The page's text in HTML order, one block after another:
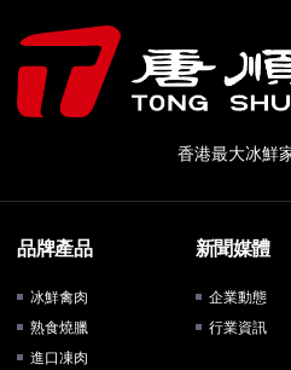
香港最大冰鮮
品牌產品
冰鮮禽肉
熟食燒臘
進口凍肉
新聞媒體
企業動態
行業資訊